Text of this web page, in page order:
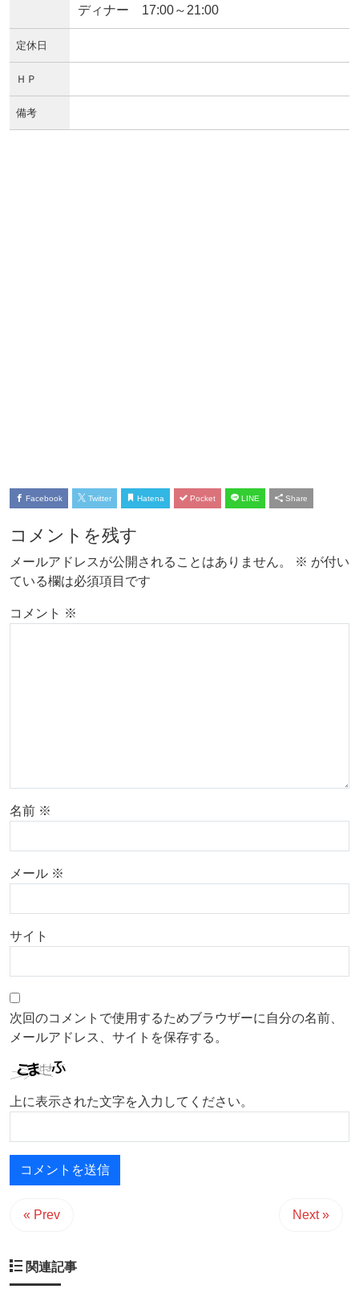
ディナー 17:00～21:00
定休日
ＨＰ
備考
Facebook Twitter Hatena Pocket LINE Share
コメントを残す
メールアドレスが公開されることはありません。 ※ が付い
ている欄は必須項目です
コメント ※
名前 ※
メール ※
サイト
次回のコメントで使用するためブラウザーに自分の名前、
メールアドレス、サイトを保存する。
上に表示された文字を入力してください。
« Prev Next »
関連記事